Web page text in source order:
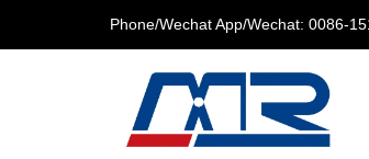
Phone/Wechat App/Wechat: 0086-